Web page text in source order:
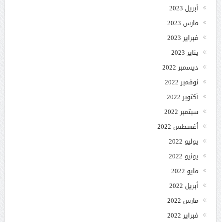
أبريل 2023
مارس 2023
فبراير 2023
يناير 2023
ديسمبر 2022
نوفمبر 2022
أكتوبر 2022
سبتمبر 2022
أغسطس 2022
يوليو 2022
يونيو 2022
مايو 2022
أبريل 2022
مارس 2022
فبراير 2022